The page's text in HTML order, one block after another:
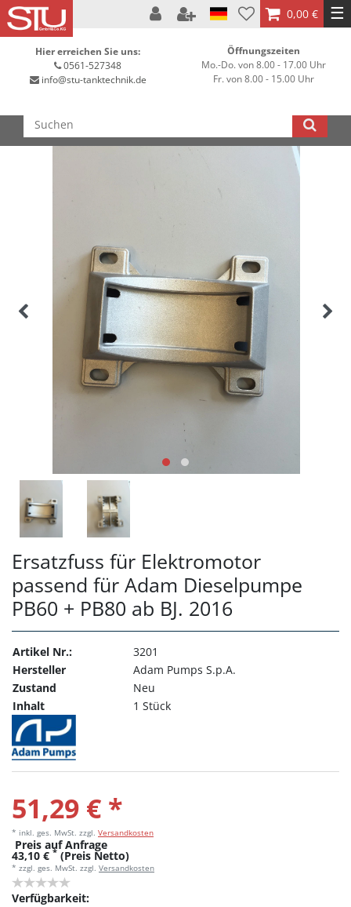
0,00 € ☰
Hier erreichen Sie uns:
0561-527348
info@stu-tanktechnik.de
Öffnungszeiten
Mo.-Do. von 8.00 - 17.00 Uhr
Fr. von 8.00 - 15.00 Uhr
Ersatzfuss für Elektromotor
passend für Adam Dieselpumpe
PB60 + PB80 ab BJ. 2016
Artikel Nr.:
3201
Hersteller
Adam Pumps S.p.A.
Zustand
Neu
Inhalt
1 Stück
51,29 € *
* inkl. ges. MwSt. zzgl. Versandkosten
Preis auf Anfrage
43,10 € * (Preis Netto)
* zzgl. ges. MwSt. zzgl. Versandkosten
Verfügbarkeit: